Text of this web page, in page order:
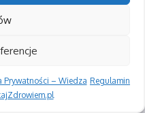
Prywatności – Wiedza Regulamin
ogólny w ramach
Tryskaj Zdrowiem
zajmująca
emocjonalnych.